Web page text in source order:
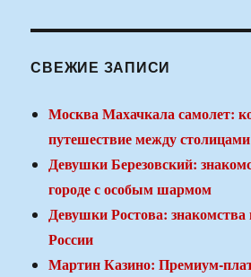
СВЕЖИЕ ЗАПИСИ
Москва Махачкала самолет:
путешествие между столицами
Девушки Березовский:
городе с особым шармом
Девушки Ростова:
России
Мартин Казино: Премиум-